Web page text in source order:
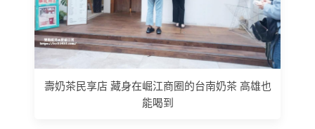
壽奶茶民享店 藏身在崛江商圈的台南奶茶 高雄也
能喝到